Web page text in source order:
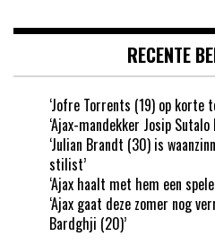
RECENTE
‘Jofre Torrents (19) op korte
‘Ajax-mandekker Josip
‘Julian Brandt (30) is
stilist’
‘Ajax haalt met hem een
‘Ajax gaat deze zomer nog
Bardghji (20)’